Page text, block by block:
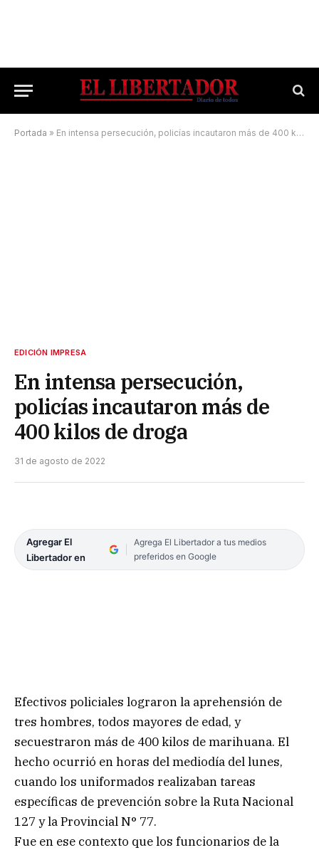
Portada » En intensa persecución, policías incautaron más de 400 kilos de droga
EDICIÓN IMPRESA
En intensa persecución,
policías incautaron más de
400 kilos de droga
31 de agosto de 2022
Agregar El
Libertador en
Agrega El Libertador a tus medios
preferidos en Google
Efectivos policiales lograron la aprehensión de
tres hombres, todos mayores de edad, y
secuestraron más de 400 kilos de marihuana. El
hecho ocurrió en horas del mediodía del lunes,
cuando los uniformados realizaban tareas
específicas de prevención sobre la Ruta Nacional
127 y la Provincial N° 77.
Fue en ese contexto que los funcionarios de la